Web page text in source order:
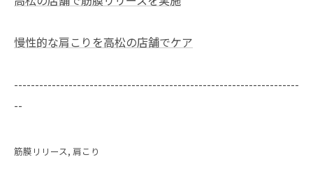
慢性的な肩こりを高松の店舗でケア
--------------------------------------------------------------------
--
筋膜リリース 肩こり